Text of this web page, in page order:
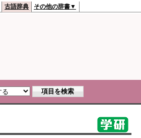
古語辞典 その他の辞書▼